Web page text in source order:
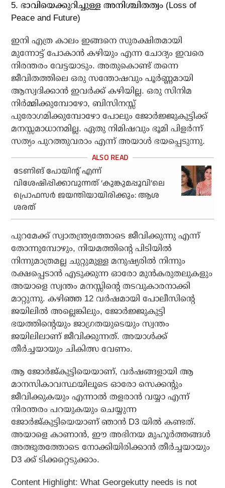
5. ഭാവിയെക്കുറിച്ചുള്ള അനിശ്ചിതത്വം (Loss of
Peace and Future)
ഇനി എത്ര കാലം ഇങ്ങനെ സുരക്ഷിതമായി
മുന്നോട്ട് പോകാന്‍ കഴിയും എന്ന ചോദ്യം ഇവരെ
നിരന്തരം വേട്ടയാടും. അതുകൊണ്ട് തന്നെ
ജീവിതത്തിലെ ഒരു സന്തോഷവും പൂര്‍ണ്ണമായി
ആസ്വദിക്കാന്‍ ഇവര്‍ക്ക് കഴിയില്ല. ഒരു സിനിമ
നിര്‍മ്മിക്കുമ്പോഴോ, ബിസിനസ്സ്
പുരോഗമിക്കുമ്പോഴോ പോലും ജോര്‍ജ്ജുകുട്ടിക്ക്
മനസ്സമാധാനമില്ല. ഏതു നിമിഷവും ഭൂമി പിളര്‍ന്ന്
സത്യം പുറത്തുവരാം എന്ന് അയാള്‍ ഭയപ്പെടുന്നു.
ടേണിങ് പോയിന്റ് എന്ന്
വിശേഷിപ്പിക്കാവുന്നത് ‘കുങ്കുമപ്പൂവി’ലെ
പ്രൊഫസർ ജയന്തിയായിരിക്കും: ആശ
ശരത്
പുറമേക്ക് സ്വാതന്ത്ര്യത്തോടെ ജീവിക്കുന്നു എന്ന്
തോന്നുമ്പോഴും, നിയമത്തിന്റെ പിടിയില്‍
നിന്നുമാത്രമല്ല ചുറ്റുമുള്ള മനുഷ്യരില്‍ നിന്നും
രക്ഷപ്പെടാന്‍ എടുക്കുന്ന ഓരോ മുന്‍കരുതലുകളും
അയാളെ സ്വന്തം മനസ്സിന്റെ തടവുകാരനാക്കി
മാറ്റുന്നു. കഴിഞ്ഞ 12 വര്‍ഷമായി പോലീസിന്റെ
ജയിലില്‍ അല്ലെങ്കിലും, ജോര്‍ജ്ജുകുട്ടി
ഭയത്തിന്റെയും ജാഗ്രതയുടെയും സ്വന്തം
ജയിലിലാണ് ജീവിക്കുന്നത്. അയാള്‍ക്ക്
തീര്‍ച്ചയായും ചികിത്സ വേണം.
ആ ജോര്‍ജ്കുട്ടിയെയാണ്, വര്‍ഷങ്ങളായി ആ
മാനസികാവസ്ഥയിലൂടെ ഓരോ സെക്കന്റും
ജീവിക്കുകയും എന്നാല്‍ തളരാന്‍ വയ്യാ എന്ന്
നിരന്തരം പറയുകയും ചെയ്യുന്ന
ജോര്‍ജ്കുട്ടിയെയാണ് ഞാന്‍ D3 യില്‍ കണ്ടത്.
അയാളെ കാണാന്‍, ഈ അഭിനയ മുഹൂര്‍ത്തങ്ങള്‍
അത്ഭുതത്തോടെ നോക്കിയിരിക്കാന്‍ തീര്‍ച്ചയായും
D3 ക്ക് ടിക്കറ്റെടുക്കാം.
Content Highlight: What Georgekutty needs is not